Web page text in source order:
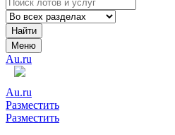
Найти
Меню
Au.ru
Au.ru
Разместить
Разместить